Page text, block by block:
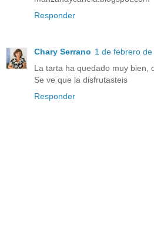
Responder
Chary Serrano 1 de febrero
La tarta ha quedado muy bien,
Se ve que la disfrutasteis
Responder